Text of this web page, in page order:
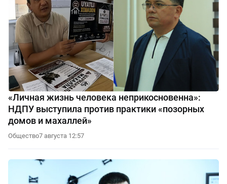
«Личная жизнь человека неприкосновенна»:
НДПУ выступила против практики «позорных
домов и махаллей»
Общество7 августа 12:57